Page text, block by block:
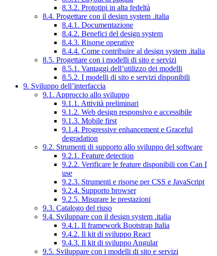
8.3.2. Prototipi in alta fedeltà
8.4. Progettare con il design system .italia
8.4.1. Documentazione
8.4.2. Benefici del design system
8.4.3. Risorse operative
8.4.4. Come contribuire al design system .italia
8.5. Progettare con i modelli di sito e servizi
8.5.1. Vantaggi dell’utilizzo dei modelli
8.5.2. I modelli di sito e servizi disponibili
9. Sviluppo dell’interfaccia
9.1. Approccio allo sviluppo
9.1.1. Attività preliminari
9.1.2. Web design responsivo e accessibile
9.1.3. Mobile first
9.1.4. Progressive enhancement e Graceful
degradation
9.2. Strumenti di supporto allo sviluppo del software
9.2.1. Feature detection
9.2.2. Verificare le feature disponibili con Can I
use
9.2.3. Strumenti e risorse per CSS e JavaScript
9.2.4. Supporto browser
9.2.5. Misurare le prestazioni
9.3. Catalogo del riuso
9.4. Sviluppare con il design system .italia
9.4.1. Il framework Bootstrap Italia
9.4.2. Il kit di sviluppo React
9.4.3. Il kit di sviluppo Angular
9.5. Sviluppare con i modelli di sito e servizi